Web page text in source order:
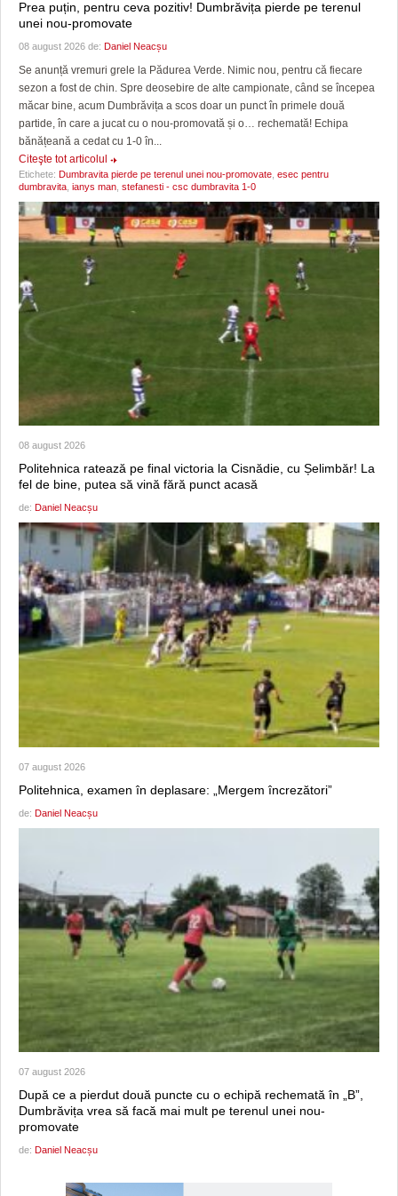
Prea puțin, pentru ceva pozitiv! Dumbrăvița pierde pe terenul
unei nou-promovate
08 august 2026 de: Daniel Neacșu
Se anunță vremuri grele la Pădurea Verde. Nimic nou, pentru că fiecare
sezon a fost de chin. Spre deosebire de alte campionate, când se începea
măcar bine, acum Dumbrăvița a scos doar un punct în primele două
partide, în care a jucat cu o nou-promovată și o… rechemată! Echipa
bănățeană a cedat cu 1-0 în...
Citeşte tot articolul
Etichete: Dumbravita pierde pe terenul unei nou-promovate esec pentru
dumbravita ianys man stefanesti - csc dumbravita 1-0
08 august 2026
Politehnica ratează pe final victoria la Cisnădie, cu Șelimbăr! La
fel de bine, putea să vină fără punct acasă
de: Daniel Neacșu
07 august 2026
Politehnica, examen în deplasare: „Mergem încrezători”
de: Daniel Neacșu
07 august 2026
După ce a pierdut două puncte cu o echipă rechemată în „B”,
Dumbrăvița vrea să facă mai mult pe terenul unei nou-
promovate
de: Daniel Neacșu